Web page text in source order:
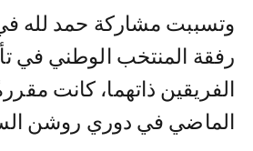
وتسببت مشاركة حمد لله في
رفقة المنتخب الوطني في
الفريقين ذاتهما، كانت
الماضي في دوري روشن